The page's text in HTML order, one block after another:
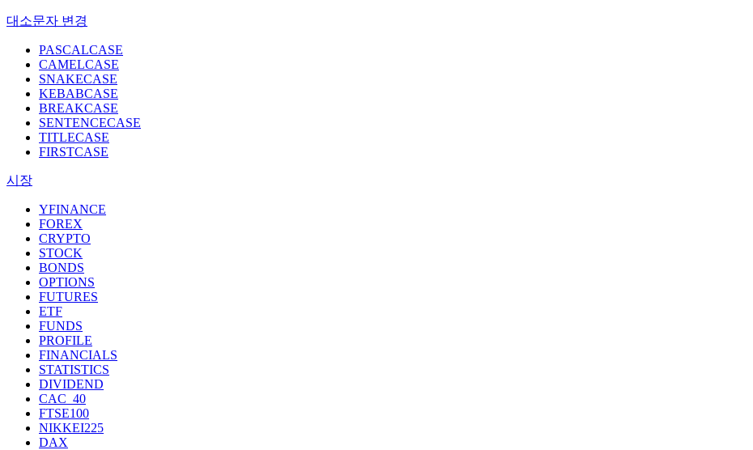
대소문자 변경
PASCALCASE
CAMELCASE
SNAKECASE
KEBABCASE
BREAKCASE
SENTENCECASE
TITLECASE
FIRSTCASE
시장
YFINANCE
FOREX
CRYPTO
STOCK
BONDS
OPTIONS
FUTURES
ETF
FUNDS
PROFILE
FINANCIALS
STATISTICS
DIVIDEND
CAC_40
FTSE100
NIKKEI225
DAX